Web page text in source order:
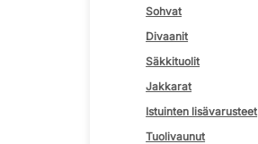
Sohvat
Divaanit
Säkkituolit
Jakkarat
Istuinten lisävarusteet
Tuolivaunut